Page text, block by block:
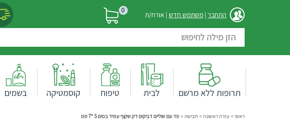
התחבר | משתמש חדש | אורח/ת 0
תרופות ללא מרשם לבית טיפוח קוסמטיקה בשמים
ראשי > עזרה ראשונה > חבישה > פד עם שוליים דביקים דק שקוף עמיד במים 5 *7 סמ